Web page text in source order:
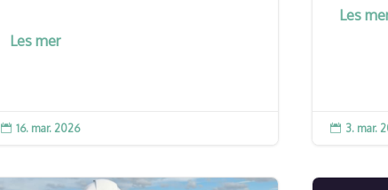
Les mer
 16. mar. 2026
Les
 3. mar.